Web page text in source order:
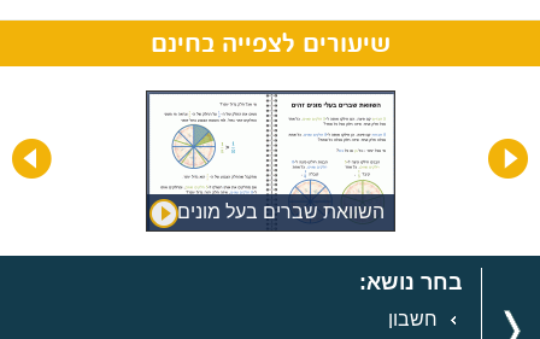
שיעורים לצפייה בחינם
השוואת שברים בעל מונים
בחר נושא:
חשבון